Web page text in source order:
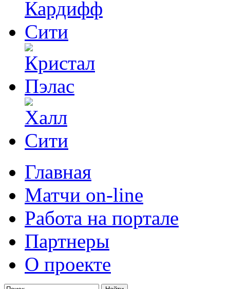
Главная
Матчи on-line
Работа на портале
Партнеры
О проекте